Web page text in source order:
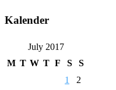
Kalender
July 2017
M T W T F S
S
1
2